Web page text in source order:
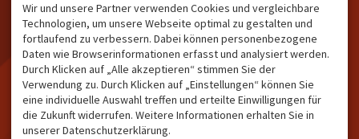
Kleinwalsertal und beliebte
Urlaubsziele wie die
Hörnerdörfer, Alpsee-
Grünten, Oberstaufen oder
Wertach im Allgäu.
Leistungsträger im
südlichen Oberallgäu eine
starke Plattform bietet.
NETZWERK & REICHWEITE
ca. 36.700 Abos bei
Wir und unsere Partner verwenden Cookies und vergleichbare
Technologien, um unsere Webseite optimal zu gestalten und
fortlaufend zu verbessern. Dabei können personenbezogene
Daten wie Browserinformationen erfasst und analysiert werden.
Durch Klicken auf „Alle akzeptieren“ stimmen Sie der
Verwendung zu. Durch Klicken auf „Einstellungen“ können Sie
eine individuelle Auswahl treffen und erteilte Einwilligungen für
die Zukunft widerrufen. Weitere Informationen erhalten Sie in
unserer Datenschutzerklärung.